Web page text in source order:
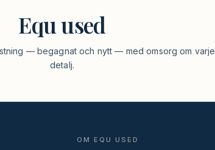
Equ used
— begagnat och nytt — med omsorg om varje
detalj.
OM EQU USED